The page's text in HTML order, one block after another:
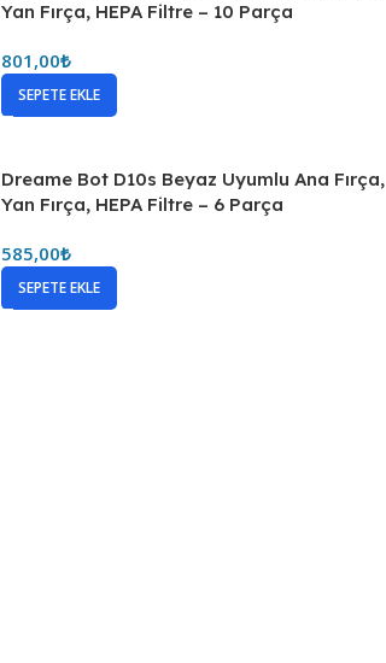
Yan Fırça, HEPA Filtre – 10 Parça
801,00₺
SEPETE EKLE
Dreame Bot D10s Beyaz Uyumlu Ana Fırça,
Yan Fırça, HEPA Filtre – 6 Parça
585,00₺
SEPETE EKLE